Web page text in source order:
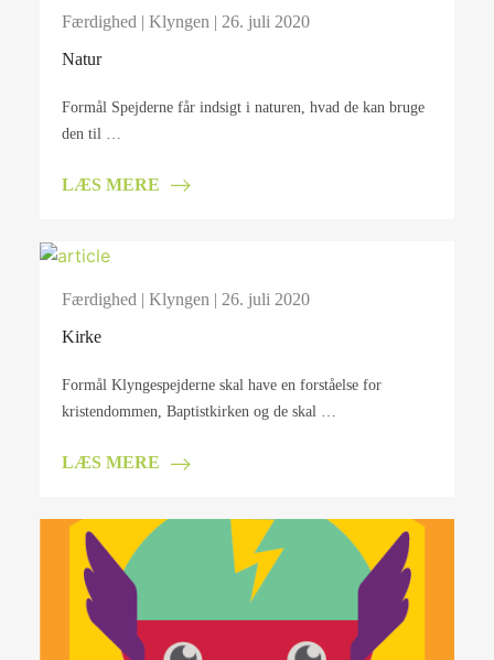
Færdighed | Klyngen | 26. juli 2020
Natur
Formål Spejderne får indsigt i naturen, hvad de kan bruge
den til …
LÆS MERE
Færdighed | Klyngen | 26. juli 2020
Kirke
Formål Klyngespejderne skal have en forståelse for
kristendommen, Baptistkirken og de skal …
LÆS MERE